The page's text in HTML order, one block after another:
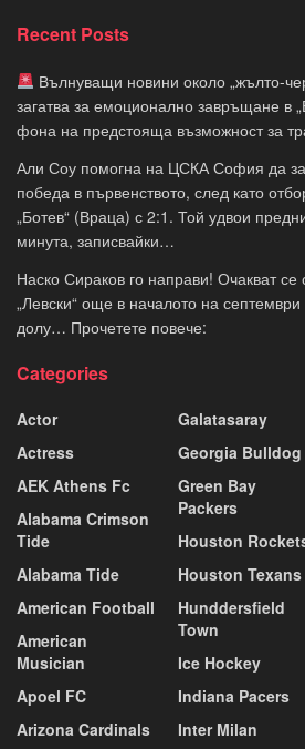
Recent Posts
Вълнуващи новини около „жълто-
загатва за емоционално завръщане в
фона на предстояща възможност за
Али Соу помогна на ЦСКА София да
победа в първенството, след като
„Ботев“ (Враца) с 2:1. Той удвои
минута, записвайки…
Наско Сираков го направи! Очакват
„Левски“ още в началото на
долу… Прочетете повече:
Categories
Actor
Actress
AEK Athens Fc
Alabama Crimson
Tide
Alabama Tide
American Football
American
Musician
Apoel FC
Arizona Cardinals
Galatasaray
Georgia Bulldog
Green Bay
Packers
Houston
Houston Texans
Hunddersfield
Town
Ice Hockey
Indiana Pacers
Inter Milan